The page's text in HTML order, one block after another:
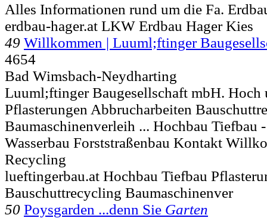
Alles Informationen rund um die Fa.
erdbau-hager.at LKW Erdbau Hager Kies
49 Willkommen | Luuml;ftinger
4654
Bad Wimsbach-Neydharting
Luuml;ftinger Baugesellschaft mbH. Hoch
Pflasterungen Abbrucharbeiten
Baumaschinenverleih ... Hochbau Tiefbau
Wasserbau Forststraßenbau Kontakt
Recycling
lueftingerbau.at Hochbau Tiefbau
Bauschuttrecycling Baumaschinenver
50 Poysgarden ...denn Sie Garten